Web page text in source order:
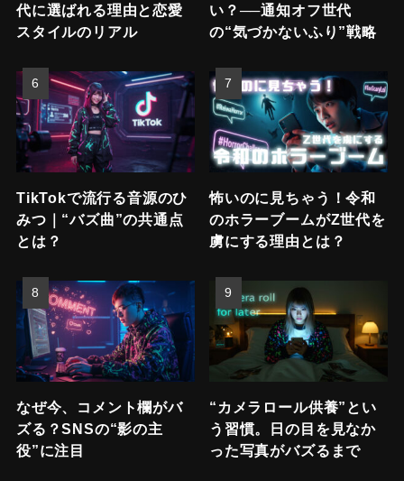
代に選ばれる理由と恋愛
スタイルのリアル
い？──通知オフ世代
の“気づかないふり”戦略
TikTokで流行る音源のひ
みつ｜“バズ曲”の共通点
とは？
怖いのに見ちゃう！令和
のホラーブームがZ世代を
虜にする理由とは？
なぜ今、コメント欄がバ
ズる？SNSの“影の主
役”に注目
“カメラロール供養”とい
う習慣。日の目を見なか
った写真がバズるまで